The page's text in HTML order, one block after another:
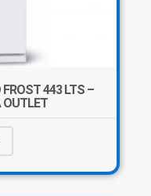
FROST 443 LTS –
OUTLET